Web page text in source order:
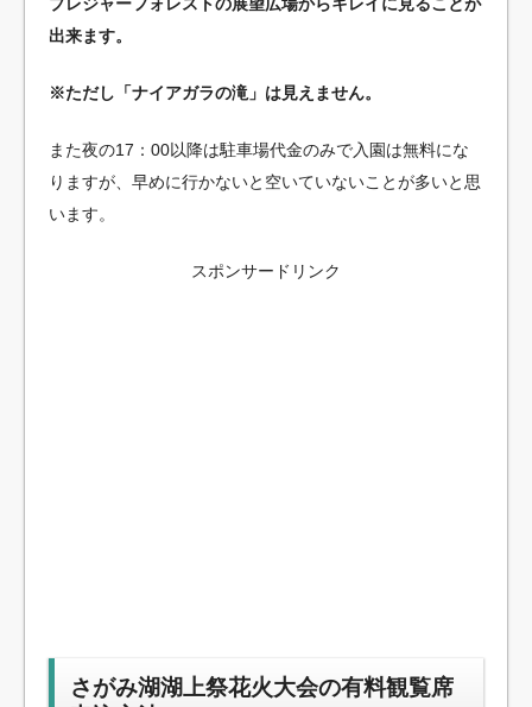
出来ます。
※ただし「ナイアガラの滝」は見えません。
また夜の17：00以降は駐車場代金のみで入園は無料にな
りますが、早めに行かないと空いていないことが多いと思
います。
スポンサードリンク
さがみ湖湖上祭花火大会の有料観覧席